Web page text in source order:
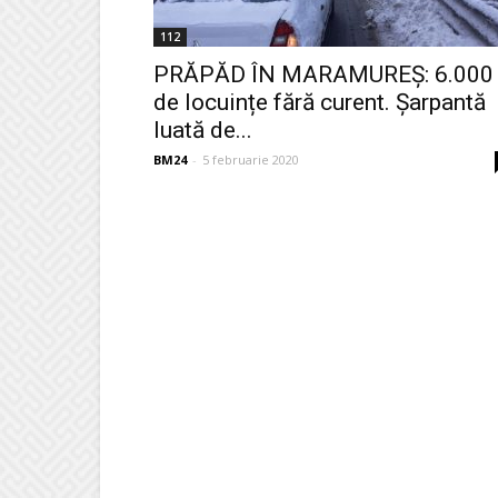
112
PRĂPĂD ÎN MARAMUREȘ: 6.000
de locuințe fără curent. Șarpantă
luată de...
BM24 - 5 februarie 2020